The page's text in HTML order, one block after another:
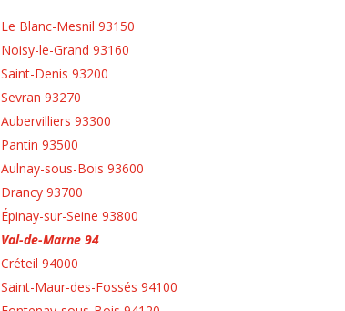
Le Blanc-Mesnil 93150
Noisy-le-Grand 93160
Saint-Denis 93200
Sevran 93270
Aubervilliers 93300
Pantin 93500
Aulnay-sous-Bois 93600
Drancy 93700
Épinay-sur-Seine 93800
Val-de-Marne 94
Créteil 94000
Saint-Maur-des-Fossés 94100